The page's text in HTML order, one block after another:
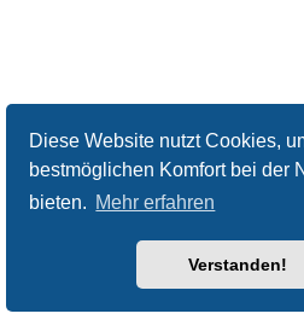
Diese Website nutzt Cookies,
bestmöglichen Komfort bei der
bieten. Mehr erfahren
Verstanden!